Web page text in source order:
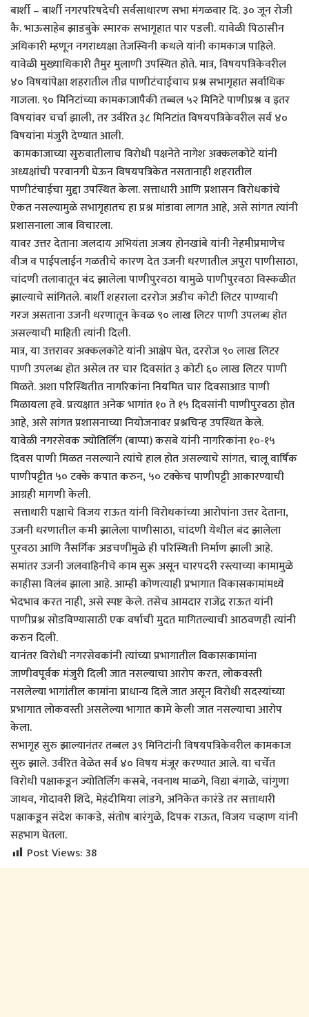
बार्शी – बार्शी नगरपरिषदेची सर्वसाधारण सभा मंगळवार दि. ३० जून रोजी
कै. भाऊसाहेब झाडबुके स्मारक सभागृहात पार पडली. यावेळी पिठासीन
अधिकारी म्हणून नगराध्यक्षा तेजस्विनी कथले यांनी कामकाज पाहिले.
यावेळी मुख्याधिकारी तैमुर मुलाणी उपस्थित होते. मात्र, विषयपत्रिकेवरील
४० विषयांपेक्षा शहरातील तीव्र पाणीटंचाईचाच प्रश्न सभागृहात सर्वाधिक
गाजला. ९० मिनिटांच्या कामकाजापैकी तब्बल ५२ मिनिटे पाणीप्रश्न व इतर
विषयांवर चर्चा झाली, तर उर्वरित ३८ मिनिटांत विषयपत्रिकेवरील सर्व ४०
विषयांना मंजुरी देण्यात आली.
कामकाजाच्या सुरुवातीलाच विरोधी पक्षनेते नागेश अक्कलकोटे यांनी
अध्यक्षांची परवानगी घेऊन विषयपत्रिकेत नसतानाही शहरातील
पाणीटंचाईचा मुद्दा उपस्थित केला. सत्ताधारी आणि प्रशासन विरोधकांचे
ऐकत नसल्यामुळे सभागृहातच हा प्रश्न मांडावा लागत आहे, असे सांगत त्यांनी
प्रशासनाला जाब विचारला.
यावर उत्तर देताना जलदाय अभियंता अजय होनखांबे यांनी नेहमीप्रमाणेच
वीज व पाईपलाईन गळतीचे कारण देत उजनी धरणातील अपुरा पाणीसाठा,
चांदणी तलावातून बंद झालेला पाणीपुरवठा यामुळे पाणीपुरवठा विस्कळीत
झाल्याचे सांगितले. बार्शी शहराला दररोज अडीच कोटी लिटर पाण्याची
गरज असताना उजनी धरणातून केवळ ९० लाख लिटर पाणी उपलब्ध होत
असल्याची माहिती त्यांनी दिली.
मात्र, या उत्तरावर अक्कलकोटे यांनी आक्षेप घेत, दररोज ९० लाख लिटर
पाणी उपलब्ध होत असेल तर चार दिवसांत ३ कोटी ६० लाख लिटर पाणी
मिळते. अशा परिस्थितीत नागरिकांना नियमित चार दिवसाआड पाणी
मिळायला हवे. प्रत्यक्षात अनेक भागांत १० ते १५ दिवसांनी पाणीपुरवठा होत
आहे, असे सांगत प्रशासनाच्या नियोजनावर प्रश्नचिन्ह उपस्थित केले.
यावेळी नगरसेवक ज्योतिर्लिंग (बाप्पा) कसबे यांनी नागरिकांना १०-१५
दिवस पाणी मिळत नसल्याने त्यांचे हाल होत असल्याचे सांगत, चालू वार्षिक
पाणीपट्टीत ५० टक्के कपात करुन, ५० टक्केच पाणीपट्टी आकारण्याची
आग्रही मागणी केली.
सत्ताधारी पक्षाचे विजय राऊत यांनी विरोधकांच्या आरोपांना उत्तर देताना,
उजनी धरणातील कमी झालेला पाणीसाठा, चांदणी येथील बंद झालेला
पुरवठा आणि नैसर्गिक अडचणींमुळे ही परिस्थिती निर्माण झाली आहे.
समांतर उजनी जलवाहिनीचे काम सुरू असून चारपदरी रस्त्याच्या कामामुळे
काहीसा विलंब झाला आहे. आम्ही कोणत्याही प्रभागात विकासकामांमध्ये
भेदभाव करत नाही, असे स्पष्ट केले. तसेच आमदार राजेंद्र राऊत यांनी
पाणीप्रश्न सोडविण्यासाठी एक वर्षाची मुदत मागितल्याची आठवणही त्यांनी
करुन दिली.
यानंतर विरोधी नगरसेवकांनी त्यांच्या प्रभागातील विकासकामांना
जाणीवपूर्वक मंजुरी दिली जात नसल्याचा आरोप करत, लोकवस्ती
नसलेल्या भागांतील कामांना प्राधान्य दिले जात असून विरोधी सदस्यांच्या
प्रभागात लोकवस्ती असलेल्या भागात कामे केली जात नसल्याचा आरोप
केला.
सभागृह सुरु झाल्यानंतर तब्बल ३९ मिनिटांनी विषयपत्रिकेवरील कामकाज
सुरु झाले. उर्वरित वेळेत सर्व ४० विषय मंजूर करण्यात आले. या चर्चेत
विरोधी पक्षाकडून ज्योतिर्लिंग कसबे, नवनाथ माळगे, विद्या बंगाळे, चांगुणा
जाधव, गोदावरी शिंदे, मेहंदीमिया लांडगे, अनिकेत कारंडे तर सत्ताधारी
पक्षाकडून संदेश काकडे, संतोष बारंगुळे, दिपक राऊत, विजय चव्हाण यांनी
सहभाग घेतला.
Post Views:38